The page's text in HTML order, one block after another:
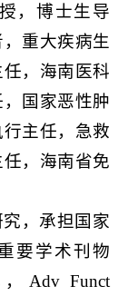
，博士生导
重大疾病生
，海南医科
国家恶性肿
主任，急救
，海南省免
，承担国家
要学术刊物
，Adv Funct